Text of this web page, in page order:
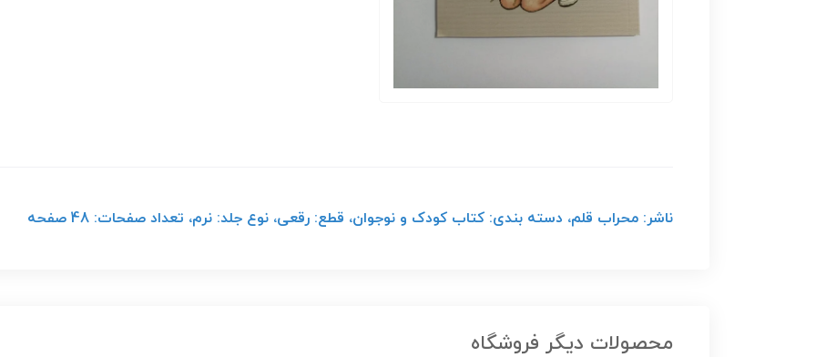
ناشر: محراب قلم، دسته بندی: کتاب کودک و نوجوان، قطع: رقعی، نوع جلد: نرم، تعداد صفحات: 48 صفحه
محصولات دیگر فروشگاه